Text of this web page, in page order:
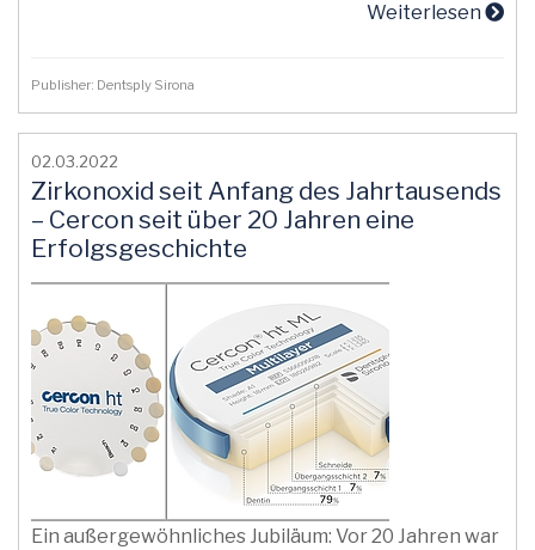
Weiterlesen
Publisher: Dentsply Sirona
02.03.2022
Zirkonoxid seit Anfang des Jahrtausends
– Cercon seit über 20 Jahren eine
Erfolgsgeschichte
Ein außergewöhnliches Jubiläum: Vor 20 Jahren war